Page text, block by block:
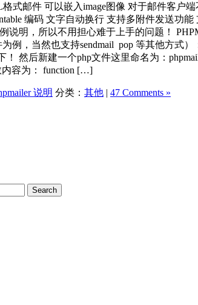
式邮件 可以嵌入image图像 对于邮件客户
编码 文字自动换行 支持多附件发送功
说明，所以不用担心难于上手的问题！
例，当然也支持sendmail pop 等其他方式）
！ 然后新建一个php文件这里命名为：
容为： function […]
说明 分类： 其他 | 47 Comments »